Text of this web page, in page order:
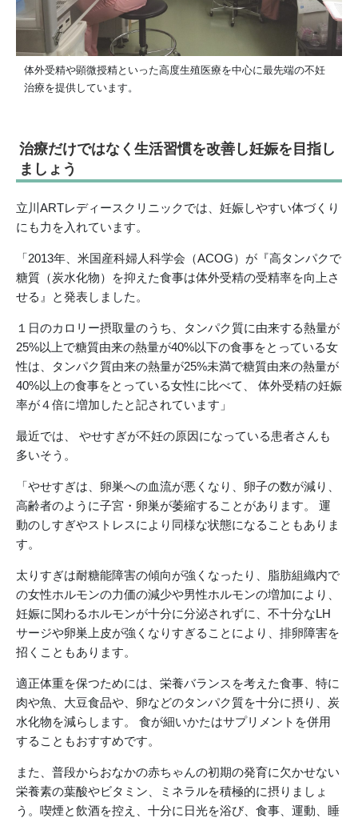
体外受精や顕微授精といった高度生殖医療を中心に最先端の不妊
治療を提供しています。
治療だけではなく生活習慣を改善し妊娠を目指し
ましょう
立川ARTレディースクリニックでは、妊娠しやすい体づくり
にも力を入れています。
「2013年、米国産科婦人科学会（ACOG）が『高タンパクで
糖質（炭水化物）を抑えた食事は体外受精の受精率を向上さ
せる』と発表しました。
１日のカロリー摂取量のうち、タンパク質に由来する熱量が
25%以上で糖質由来の熱量が40%以下の食事をとっている女
性は、タンパク質由来の熱量が25%未満で糖質由来の熱量が
40%以上の食事をとっている女性に比べて、 体外受精の妊娠
率が４倍に増加したと記されています」
最近では、 やせすぎが不妊の原因になっている患者さんも
多いそう。
「やせすぎは、卵巣への血流が悪くなり、卵子の数が減り、
高齢者のように子宮・卵巣が萎縮することがあります。 運
動のしすぎやストレスにより同様な状態になることもありま
す。
太りすぎは耐糖能障害の傾向が強くなったり、脂肪組織内で
の女性ホルモンの力価の減少や男性ホルモンの増加により、
妊娠に関わるホルモンが十分に分泌されずに、不十分なLH
サージや卵巣上皮が強くなりすぎることにより、排卵障害を
招くこともあります。
適正体重を保つためには、栄養バランスを考えた食事、特に
肉や魚、大豆食品や、卵などのタンパク質を十分に摂り、炭
水化物を減らします。 食が細いかたはサプリメントを併用
することもおすすめです。
また、普段からおなかの赤ちゃんの初期の発育に欠かせない
栄養素の葉酸やビタミン、ミネラルを積極的に摂りましょ
う。喫煙と飲酒を控え、十分に日光を浴び、食事、運動、睡